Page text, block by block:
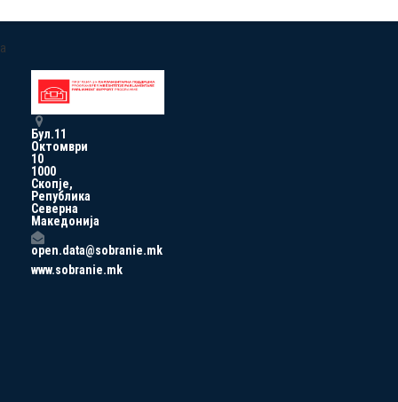
a
Бул.11
Октомври
10
1000
Скопје,
Република
Северна
Македонија
open.data@sobranie.mk
www.sobranie.mk